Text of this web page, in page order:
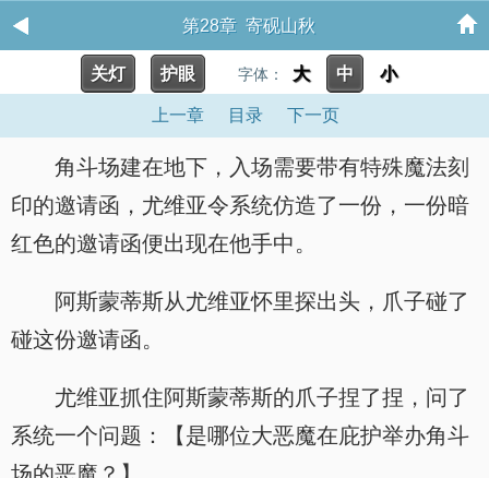
第28章 寄砚山秋
关灯 护眼 字体： 大 中 小
上一章 目录 下一页
角斗场建在地下，入场需要带有特殊魔法刻
印的邀请函，尤维亚令系统仿造了一份，一份暗
红色的邀请函便出现在他手中。
阿斯蒙蒂斯从尤维亚怀里探出头，爪子碰了
碰这份邀请函。
尤维亚抓住阿斯蒙蒂斯的爪子捏了捏，问了
系统一个问题：【是哪位大恶魔在庇护举办角斗